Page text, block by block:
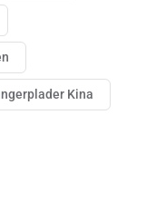
Kina